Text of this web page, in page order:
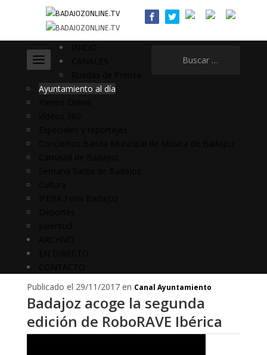
Ayuntamiento al día
Publicado el 29/11/2017 en Canal Ayuntamiento
Badajoz acoge la segunda
edición de RoboRAVE Ibérica